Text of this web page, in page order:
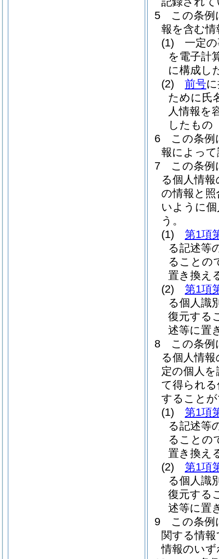
5
この条例
報を含む
(1)
一定
を電子計
に構成し
(2)
前号
ために氏
人情報を
したもの
6
この条例
報によっ
7
この条例
る個人情
の情報と
いように
う。
(1)
第1項
る記述等
ることの
置き換え
(2)
第1項
る個人識
復元する
述等に置
8
この条例
る個人情
定の個人
て得られ
すること
(1)
第1項
る記述等
ることの
置き換え
(2)
第1項
る個人識
復元する
述等に置
9
この条例
関する情
情報のい